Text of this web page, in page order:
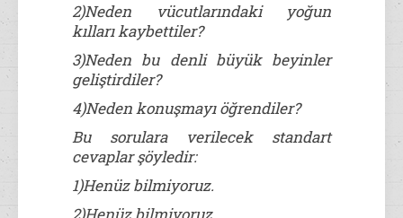
2)Neden vücutlarındaki yoğun
kılları kaybettiler?
3)Neden bu denli büyük beyinler
geliştirdiler?
4)Neden konuşmayı öğrendiler?
Bu sorulara verilecek standart
cevaplar şöyledir:
1)Henüz bilmiyoruz.